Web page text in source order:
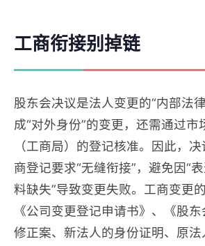
工商衔接别掉链
股东会决议是法人变更的“内部法
成“对外身份”的变更，还需通过市
（工商局）的登记核准。因此，
商登记要求“无缝衔接”，避免因“
料缺失”导致变更失败。工商变更
《公司变更登记申请书》、《股
修正案、新法人的身份证明、原法